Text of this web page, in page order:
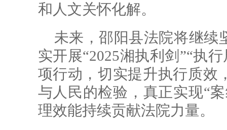
和人文关怀化解。
未来，邵阳县法院将继续
实开展“2025湘执利剑”“执
项行动，切实提升执行质效
与人民的检验，真正实现“
理效能持续贡献法院力量。